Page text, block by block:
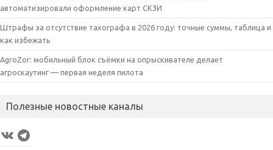
автоматизировали оформление карт СКЗИ
Штрафы за отсутствие тахографа в 2026 году: точные суммы, таблица и
как избежать
AgroZor: мобильный блок съёмки на опрыскивателе делает
агроскаутинг — первая неделя пилота
Полезные новостные каналы
VK Telegram